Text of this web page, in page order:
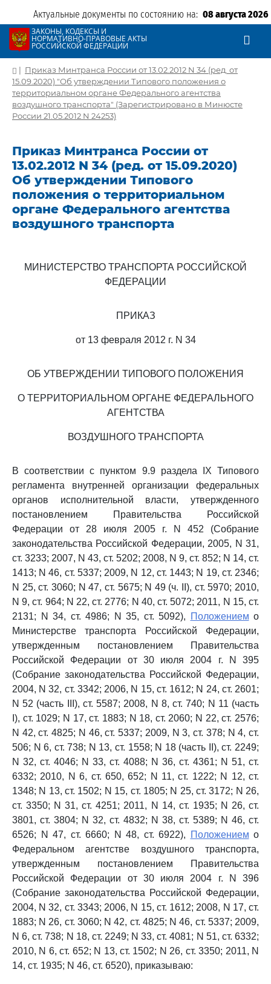
Актуальные документы по состоянию на: 08 августа 2026
ЗАКОНЫ, КОДЕКСЫ И
НОРМАТИВНО-ПРАВОВЫЕ АКТЫ
РОССИЙСКОЙ ФЕДЕРАЦИИ
| Приказ Минтранса России от 13.02.2012 N 34 (ред. от
15.09.2020) "Об утверждении Типового положения о
территориальном органе Федерального агентства
воздушного транспорта" (Зарегистрировано в Минюсте
России 21.05.2012 N 24253)
Приказ Минтранса России от
13.02.2012 N 34 (ред. от 15.09.2020)
Об утверждении Типового
положения о территориальном
органе Федерального агентства
воздушного транспорта
МИНИСТЕРСТВО ТРАНСПОРТА РОССИЙСКОЙ
ФЕДЕРАЦИИ
ПРИКАЗ
от 13 февраля 2012 г. N 34
ОБ УТВЕРЖДЕНИИ ТИПОВОГО ПОЛОЖЕНИЯ
О ТЕРРИТОРИАЛЬНОМ ОРГАНЕ ФЕДЕРАЛЬНОГО
АГЕНТСТВА
ВОЗДУШНОГО ТРАНСПОРТА
В соответствии с пунктом 9.9 раздела IX Типового
регламента внутренней организации федеральных
органов исполнительной власти, утвержденного
постановлением Правительства Российской
Федерации от 28 июля 2005 г. N 452 (Собрание
законодательства Российской Федерации, 2005, N 31,
ст. 3233; 2007, N 43, ст. 5202; 2008, N 9, ст. 852; N 14, ст.
1413; N 46, ст. 5337; 2009, N 12, ст. 1443; N 19, ст. 2346;
N 25, ст. 3060; N 47, ст. 5675; N 49 (ч. II), ст. 5970; 2010,
N 9, ст. 964; N 22, ст. 2776; N 40, ст. 5072; 2011, N 15, ст.
2131; N 34, ст. 4986; N 35, ст. 5092),
Положением о
Министерстве транспорта Российской Федерации,
утвержденным постановлением Правительства
Российской Федерации от 30 июля 2004 г. N 395
(Собрание законодательства Российской Федерации,
2004, N 32, ст. 3342; 2006, N 15, ст. 1612; N 24, ст. 2601;
N 52 (часть III), ст. 5587; 2008, N 8, ст. 740; N 11 (часть
I), ст. 1029; N 17, ст. 1883; N 18, ст. 2060; N 22, ст. 2576;
N 42, ст. 4825; N 46, ст. 5337; 2009, N 3, ст. 378; N 4, ст.
506; N 6, ст. 738; N 13, ст. 1558; N 18 (часть II), ст. 2249;
N 32, ст. 4046; N 33, ст. 4088; N 36, ст. 4361; N 51, ст.
6332; 2010, N 6, ст. 650, 652; N 11, ст. 1222; N 12, ст.
1348; N 13, ст. 1502; N 15, ст. 1805; N 25, ст. 3172; N 26,
ст. 3350; N 31, ст. 4251; 2011, N 14, ст. 1935; N 26, ст.
3801, ст. 3804; N 32, ст. 4832; N 38, ст. 5389; N 46, ст.
6526; N 47, ст. 6660; N 48, ст. 6922),
Положением о
Федеральном агентстве воздушного транспорта,
утвержденным постановлением Правительства
Российской Федерации от 30 июля 2004 г. N 396
(Собрание законодательства Российской Федерации,
2004, N 32, ст. 3343; 2006, N 15, ст. 1612; 2008, N 17, ст.
1883; N 26, ст. 3060; N 42, ст. 4825; N 46, ст. 5337; 2009,
N 6, ст. 738; N 18, ст. 2249; N 33, ст. 4081; N 51, ст. 6332;
2010, N 6, ст. 652; N 13, ст. 1502; N 26, ст. 3350; 2011, N
14, ст. 1935; N 46, ст. 6520), приказываю: